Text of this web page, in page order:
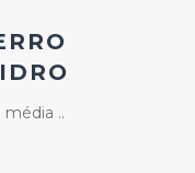
..